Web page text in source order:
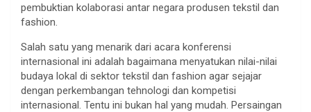
pembuktian kolaborasi antar negara produsen tekstil dan
fashion.
Salah satu yang menarik dari acara konferensi
internasional ini adalah bagaimana menyatukan nilai-nilai
budaya lokal di sektor tekstil dan fashion agar sejajar
dengan perkembangan tehnologi dan kompetisi
internasional. Tentu ini bukan hal yang mudah. Persaingan